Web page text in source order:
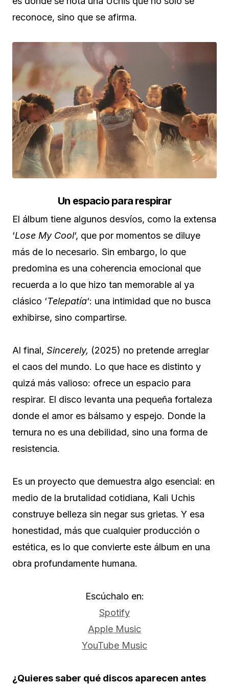
reconoce, sino que se afirma.
Un espacio para respirar
El álbum tiene algunos desvíos, como la extensa
‘Lose My Cool‘, que por momentos se diluye
más de lo necesario. Sin embargo, lo que
predomina es una coherencia emocional que
recuerda a lo que hizo tan memorable al ya
clásico ‘Telepatía‘: una intimidad que no busca
exhibirse, sino compartirse.
Al final, Sincerely, (2025) no pretende arreglar
el caos del mundo. Lo que hace es distinto y
quizá más valioso: ofrece un espacio para
respirar. El disco levanta una pequeña fortaleza
donde el amor es bálsamo y espejo. Donde la
ternura no es una debilidad, sino una forma de
resistencia.
Es un proyecto que demuestra algo esencial: en
medio de la brutalidad cotidiana, Kali Uchis
construye belleza sin negar sus grietas. Y esa
honestidad, más que cualquier producción o
estética, es lo que convierte este álbum en una
obra profundamente humana.
Escúchalo en:
Spotify
Apple Music
YouTube Music
¿Quieres saber qué discos aparecen antes